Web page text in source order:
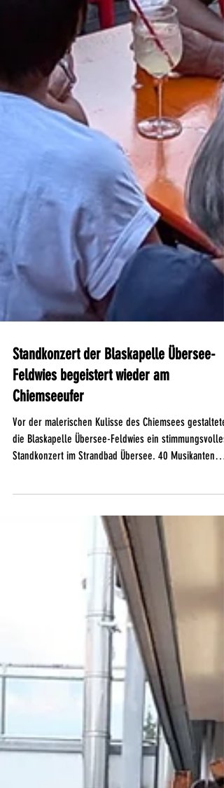
Standkonzert der Blaskapelle Übersee-
Feldwies begeistert wieder am
Chiemseeufer
unter der Leitung von Dirigent Lothar Beyschlag
für einen abwechslungsreichen Sommerabend und
spielten bis in den Sonnenuntergang hinein. Zahlreiche
Einheimische, Urlaubsgäste, Blasmusikfreunde sowie
Badegäste genossen das Konzert direkt am Ufer des
Chiemsees. Durch das Programm führte Thomas
Lindlacher, der das Pub